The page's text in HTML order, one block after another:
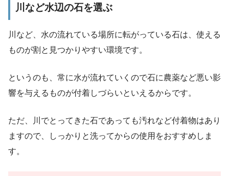
川など水辺の石を選ぶ
川など、水の流れている場所に転がっている石は、使える
ものが割と見つかりやすい環境です。
というのも、常に水が流れていくので石に農薬など悪い影
響を与えるものが付着しづらいといえるからです。
ただ、川でとってきた石であっても汚れなど付着物はあり
ますので、
しっかりと洗ってからの使用をおすすめしま
す。